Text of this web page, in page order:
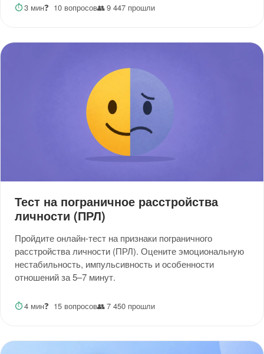
⏱3 мин❓ 10 вопросов👥9 447 прошли
Тест на пограничное расстройства
личности (ПРЛ)
Пройдите онлайн-тест на признаки пограничного
расстройства личности (ПРЛ). Оцените эмоциональную
нестабильность, импульсивность и особенности
отношений за 5–7 минут.
⏱4 мин❓ 15 вопросов👥7 450 прошли